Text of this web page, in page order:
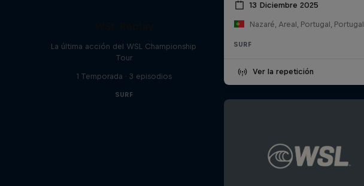
13 Diciembre 2025
Nazaré, Areal, Portugal, Portugal
SURF
Ver la repetición
La última acción del WSL Championship
Tour
1 Temporada · 3 episodios
SURF